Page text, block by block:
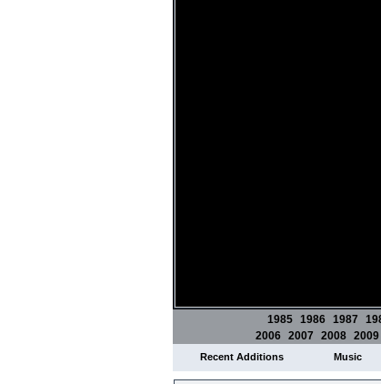
1985 1986 1987
2006 2007 2008 2009
Recent Additions Music